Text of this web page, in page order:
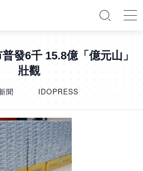
發6千 15.8億「億元山」
壯觀
聞 IDOPRESS